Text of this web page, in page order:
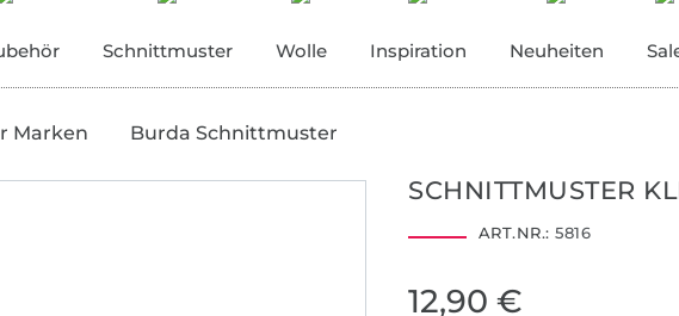
Schnittmuster Wolle Inspiration Neuheiten
Marken Burda Schnittmuster
SCHNITTMUSTER
ART.NR.: 5816
12,90 €